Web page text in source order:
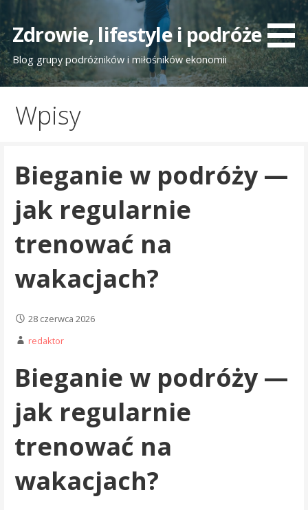
do
treściZdrowie, lifestyle i podróże
Blog grupy podróżników i miłośników ekonomii
Wpisy
Bieganie w podróży —
jak regularnie
trenować na
wakacjach?
28 czerwca 2026
redaktor
Bieganie w podróży —
jak regularnie
trenować na
wakacjach?